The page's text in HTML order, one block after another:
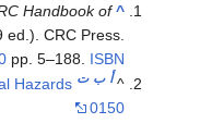
^
Handbook of
CRC Press.
pp. 5–188. ISBN
^أ ب ت Hazards
0150